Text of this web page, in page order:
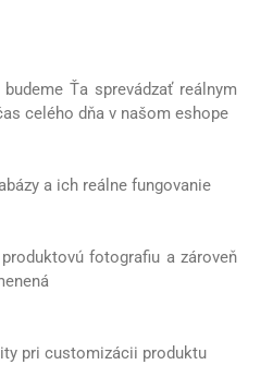
Ťa sprevádzať reálnym
celého dňa v našom eshope
a ich reálne fungovanie
fotografiu a zároveň
customizácii produktu